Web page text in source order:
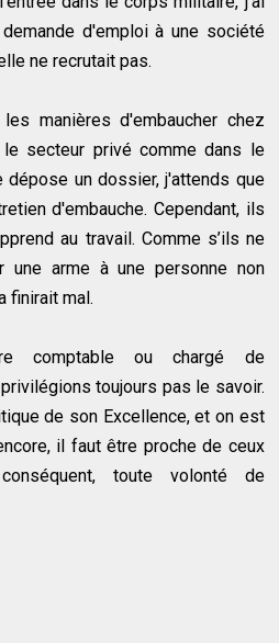
d'emploi à une société
ne recrutait pas.
manières d'embaucher chez
secteur privé comme dans le
dépose un dossier, j'attends que
d'embauche. Cependant, ils
au travail. Comme s’ils ne
une arme à une personne non
finirait mal.
comptable ou chargé de
toujours pas le savoir.
de son Excellence, et on est
il faut être proche de ceux
toute volonté de